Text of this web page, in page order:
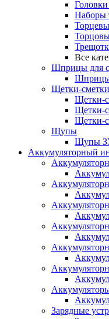
Наборы
Все
Шприцы для
Шприцы
Щетки-сметки
Щетки-
Щетки-
Щетки-
Щупы
Щупы
Аккумуляторный
Зарядные